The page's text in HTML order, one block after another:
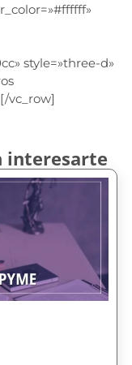
style=»three-d»
vc_row]
interesarte